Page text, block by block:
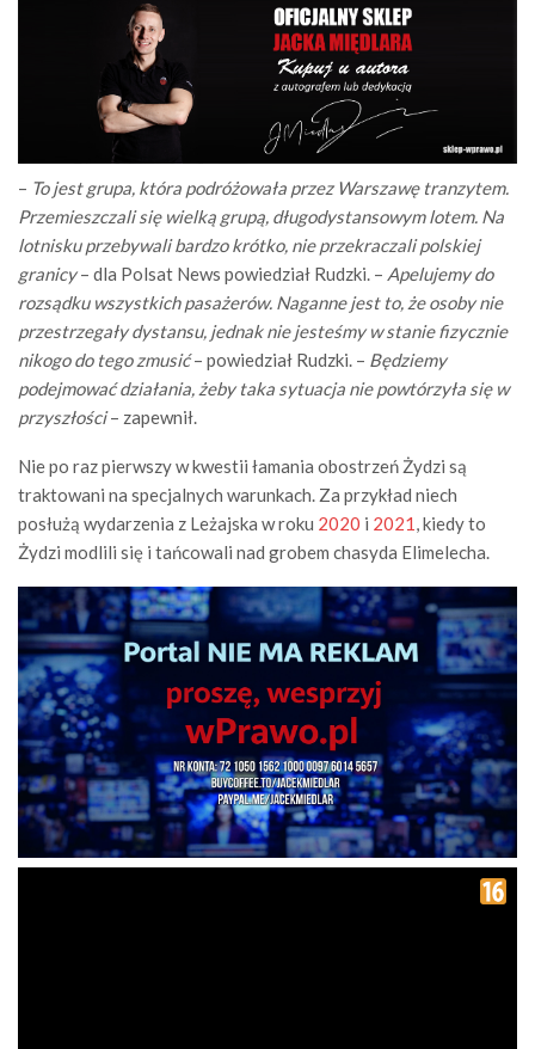
– To jest grupa, która podróżowała przez Warszawę tranzytem.
Przemieszczali się wielką grupą, długodystansowym lotem. Na
lotnisku przebywali bardzo krótko, nie przekraczali polskiej
granicy– dla Polsat News powiedział Rudzki. – Apelujemy do
rozsądku wszystkich pasażerów. Naganne jest to, że osoby nie
przestrzegały dystansu, jednak nie jesteśmy w stanie fizycznie
nikogo do tego zmusić– powiedział Rudzki. – Będziemy
podejmować działania, żeby taka sytuacja nie powtórzyła się w
przyszłości– zapewnił.
Nie po raz pierwszy w kwestii łamania obostrzeń Żydzi są
traktowani na specjalnych warunkach. Za przykład niech
posłużą wydarzenia z Leżajska w roku 2020 i 2021, kiedy to
Żydzi modlili się i tańcowali nad grobem chasyda Elimelecha.